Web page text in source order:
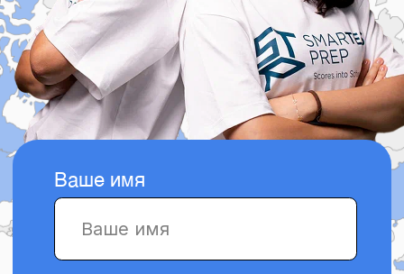
Номер телефона, для связи
через WhatsApp
+7
В какую страну хотите
поступить?
Класс обучения ребенка